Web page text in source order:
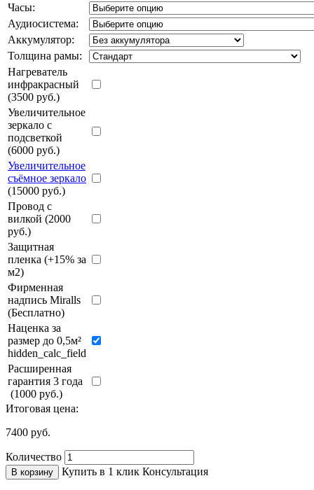
Часы:
Аудиосистема:
Аккумулятор:
Толщина рамы:
Нагреватель
инфракрасный
(3500 руб.)
Увеличительное
зеркало с
подсветкой
(6000 руб.)
Увеличительное
съёмное зеркало
(15000 руб.)
Провод с
вилкой (2000
руб.)
Защитная
пленка (+15% за
м2)
Фирменная
надпись Miralls
(Бесплатно)
Наценка за
размер до 0,5м²
hidden_calc_field
Расширенная
гарантия 3 года
(1000 руб.)
Итоговая цена:
7400 руб.
Количество
В корзину Купить в 1 клик Консультация